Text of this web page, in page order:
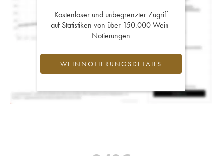
Kostenloser und unbegrenzter Zugriff
auf Statistiken von über 150.000 Wein-
Notierungen
WEINNOTIERUNGSDETAILS